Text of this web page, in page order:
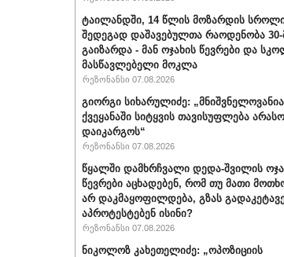
ტაილანდში, 14 წლის მოზარდის
შედეგად დაშავებულთა რაოდენობა
გაიზარდა - მან ოჯახის წევრები და
მასწავლებელი მოკლა
რეზონანსი 07.08.2026
გიორგი სიხარულიძე:
ქვეყანაში სიტყვის თავისუფლება
დაიკარგოს“
რეზონანსი 07.08.2026
წყალში დამხრჩვალი დედა-შვილის
წევრები აცხადებენ, რომ თუ მათი
არ დაკმაყოფილდება, გზას
აპროტესტებენ ისინი?
რეზონანსი 07.08.2026
ნიკოლოზ კახეთელიძე: „ოპოზიციის